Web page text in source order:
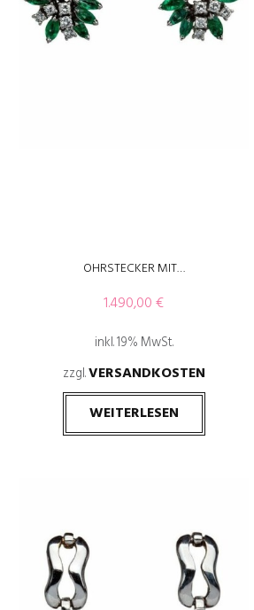
OHRSTECKER MIT…
1.490,00€
inkl. 19% MwSt.
zzgl.VERSANDKOSTEN
WEITERLESEN